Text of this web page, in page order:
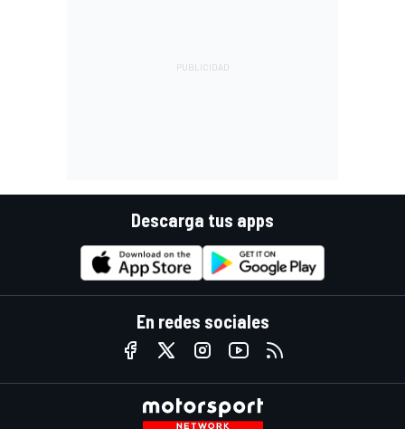
Descarga tus apps
En redes sociales